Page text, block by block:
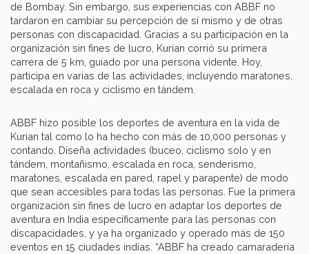
de Bombay. Sin embargo, sus experiencias con ABBF no
tardaron en cambiar su percepción de sí mismo y de otras
personas con discapacidad. Gracias a su participación en la
organización sin fines de lucro, Kurian corrió su primera
carrera de 5 km, guiado por una persona vidente. Hoy,
participa en varias de las actividades, incluyendo maratones,
escalada en roca y ciclismo en tándem.
ABBF hizo posible los deportes de aventura en la vida de
Kurian tal como lo ha hecho con más de 10,000 personas y
contando. Diseña actividades (buceo, ciclismo solo y en
tándem, montañismo, escalada en roca, senderismo,
maratones, escalada en pared, rapel y parapente) de modo
que sean accesibles para todas las personas. Fue la primera
organización sin fines de lucro en adaptar los deportes de
aventura en India específicamente para las personas con
discapacidades, y ya ha organizado y operado más de 150
eventos en 15 ciudades indias. “ABBF ha creado camaradería